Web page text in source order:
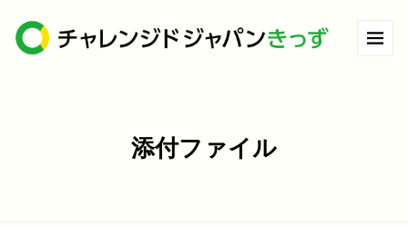
添付ファイル